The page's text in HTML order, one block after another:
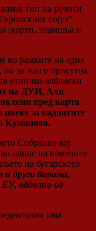
тип на речиси
сојуз“
(карти, знамиња и
во рамките на една
но за жал е присутна
етничко-албански
на ДУИ, Али
пред карта
за паднатите
Куманово.
Собрание кој
однос на измените
на бугарското
други барања,
одделно од
има